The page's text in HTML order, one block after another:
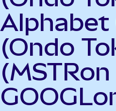
Alphabet
(Ondo
(MSTRon